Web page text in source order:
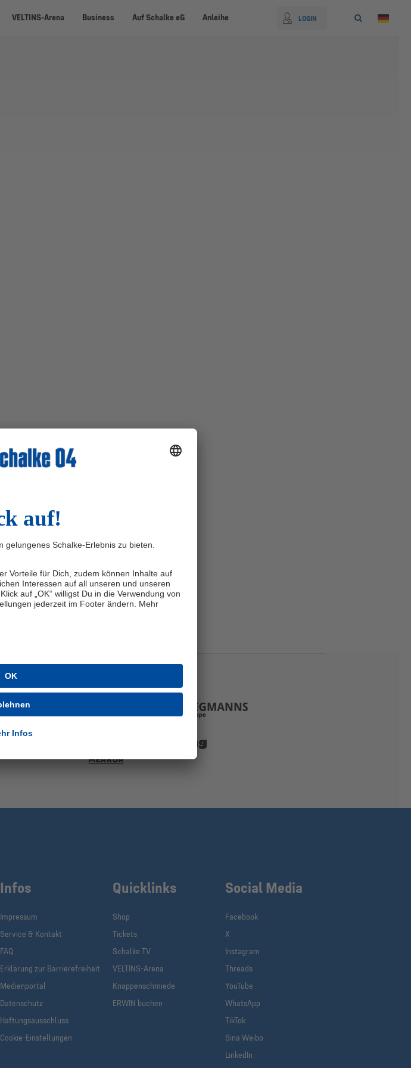
VELTINS-Arena Business Auf Schalke eG Anleihe LOGIN
Infos
Impressum
Service & Kontakt
FAQ
Erklärung zur Barrierefreiheit
Medienportal
Datenschutz
Haftungsausschluss
Cookie-Einstellungen
Quicklinks
Shop
Tickets
Schalke TV
VELTINS-Arena
Knappenschmiede
ERWIN buchen
Social Media
Facebook
X
Instagram
Threads
YouTube
WhatsApp
TikTok
Sina Weibo
LinkedIn